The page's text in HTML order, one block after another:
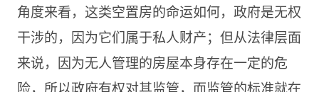
角度来看，这类空置房的命运如何，政府是无权
干涉的，因为它们属于私人财产；但从法律层面
来说，因为无人管理的房屋本身存在一定的危
险，所以政府有权对其监管，而监管的标准就在